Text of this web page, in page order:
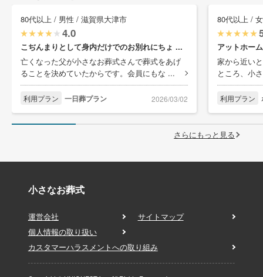
80代以上 / 男性 / 滋賀県大津市
4.0
こぢんまりとして身内だけでのお別れにちょ ...
亡くなった父が小さなお葬式さんで葬式をあげ
ることを決めていたからです。会員にもな ...
利用プラン 一日葬プラン 2026/03/02
80代以上 /
アットホー
家から近い
ところ、小
利用プラン
さらにもっと見る
小さなお葬式
運営会社
サイトマップ
個人情報の取り扱い
カスタマーハラスメントへの取り組み